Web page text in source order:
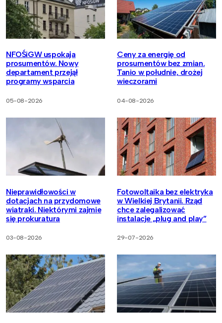
NFOŚiGW uspokaja
prosumentów. Nowy
departament przejął
programy wsparcia
05-08-2026
Ceny za energię od
prosumentów bez zmian.
Tanio w południe, drożej
wieczorami
04-08-2026
Nieprawidłowości w
dotacjach na przydomowe
wiatraki. Niektórymi zajmie
się prokuratura
03-08-2026
Fotowoltaika bez elektryka
w Wielkiej Brytanii. Rząd
chce zalegalizować
instalacje „plug and play”
29-07-2026